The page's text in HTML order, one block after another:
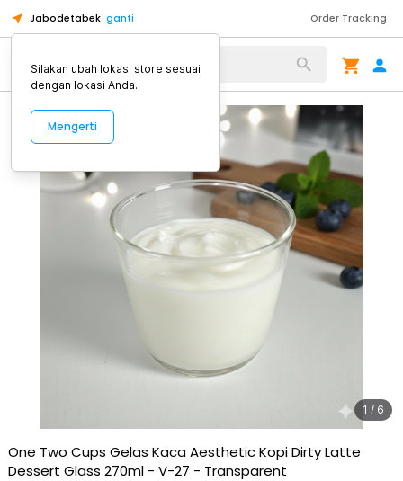
Jabodetabek ganti Order Tracking
Alat Kopi
1 / 6
One Two Cups Gelas Kaca Aesthetic Kopi Dirty Latte
Dessert Glass 270ml - V-27 - Transparent
Silakan ubah lokasi store sesuai
dengan lokasi Anda.
Mengerti